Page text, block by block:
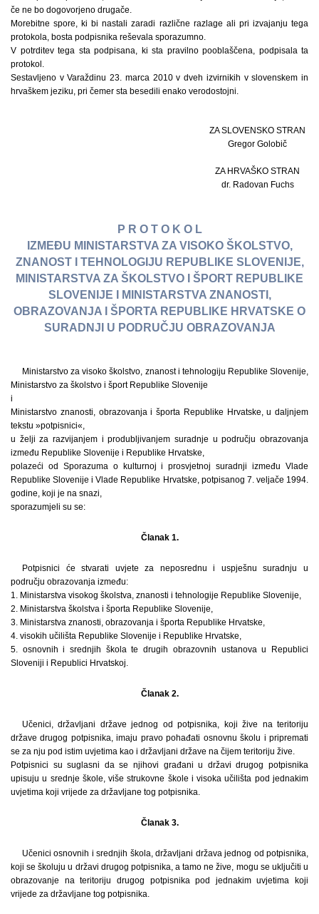
če ne bo dogovorjeno drugače.
Morebitne spore, ki bi nastali zaradi različne razlage ali pri izvajanju tega
protokola, bosta podpisnika reševala sporazumno.
V potrditev tega sta podpisana, ki sta pravilno pooblaščena, podpisala ta
protokol.
Sestavljeno v Varaždinu 23. marca 2010 v dveh izvirnikih v slovenskem in
hrvaškem jeziku, pri čemer sta besedili enako verodostojni.
ZA SLOVENSKO STRAN
Gregor Golobič
ZA HRVAŠKO STRAN
dr. Radovan Fuchs
P R O T O K O L
IZMEĐU MINISTARSTVA ZA VISOKO ŠKOLSTVO,
ZNANOST I TEHNOLOGIJU REPUBLIKE SLOVENIJE,
MINISTARSTVA ZA ŠKOLSTVO I ŠPORT REPUBLIKE
SLOVENIJE I MINISTARSTVA ZNANOSTI,
OBRAZOVANJA I ŠPORTA REPUBLIKE HRVATSKE O
SURADNJI U PODRUČJU OBRAZOVANJA
Ministarstvo za visoko školstvo, znanost i tehnologiju Republike Slovenije,
Ministarstvo za školstvo i šport Republike Slovenije
i
Ministarstvo znanosti, obrazovanja i športa Republike Hrvatske, u daljnjem
tekstu »potpisnici«,
u želji za razvijanjem i produbljivanjem suradnje u području obrazovanja
između Republike Slovenije i Republike Hrvatske,
polazeći od Sporazuma o kulturnoj i prosvjetnoj suradnji između Vlade
Republike Slovenije i Vlade Republike Hrvatske, potpisanog 7. veljače 1994.
godine, koji je na snazi,
sporazumjeli su se:
Članak 1.
Potpisnici će stvarati uvjete za neposrednu i uspješnu suradnju u
području obrazovanja između:
1. Ministarstva visokog školstva, znanosti i tehnologije Republike Slovenije,
2. Ministarstva školstva i športa Republike Slovenije,
3. Ministarstva znanosti, obrazovanja i športa Republike Hrvatske,
4. visokih učilišta Republike Slovenije i Republike Hrvatske,
5. osnovnih i srednjih škola te drugih obrazovnih ustanova u Republici
Sloveniji i Republici Hrvatskoj.
Članak 2.
Učenici, državljani države jednog od potpisnika, koji žive na teritoriju
države drugog potpisnika, imaju pravo pohađati osnovnu školu i pripremati
se za nju pod istim uvjetima kao i državljani države na čijem teritoriju žive.
Potpisnici su suglasni da se njihovi građani u državi drugog potpisnika
upisuju u srednje škole, više strukovne škole i visoka učilišta pod jednakim
uvjetima koji vrijede za državljane tog potpisnika.
Članak 3.
Učenici osnovnih i srednjih škola, državljani država jednog od potpisnika,
koji se školuju u državi drugog potpisnika, a tamo ne žive, mogu se uključiti u
obrazovanje na teritoriju drugog potpisnika pod jednakim uvjetima koji
vrijede za državljane tog potpisnika.